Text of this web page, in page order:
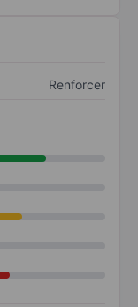
Renforcer